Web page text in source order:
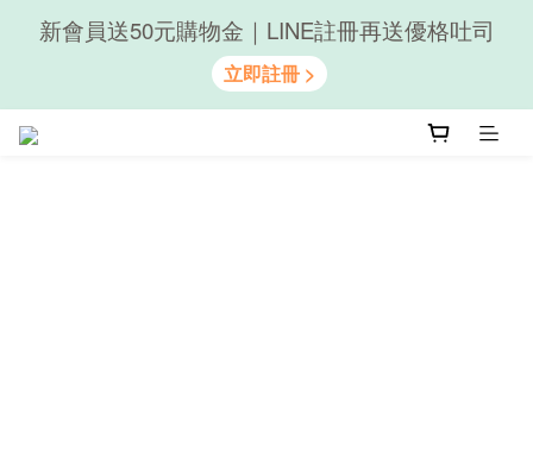
隨心享受｜貝果任選6組$899
新會員送50元購物金｜LINE註冊再送優格吐司